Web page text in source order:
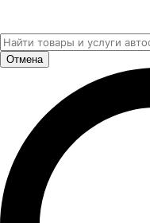
Отмена